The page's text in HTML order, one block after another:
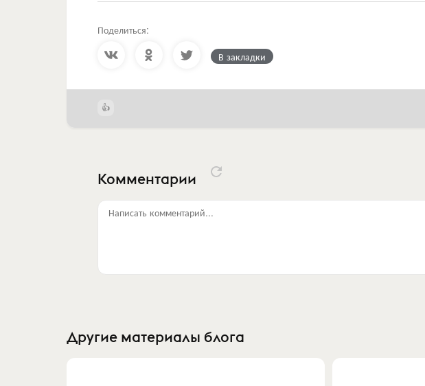
Поделиться:
В закладки
Комментарии
Написать комментарий...
Другие материалы блога